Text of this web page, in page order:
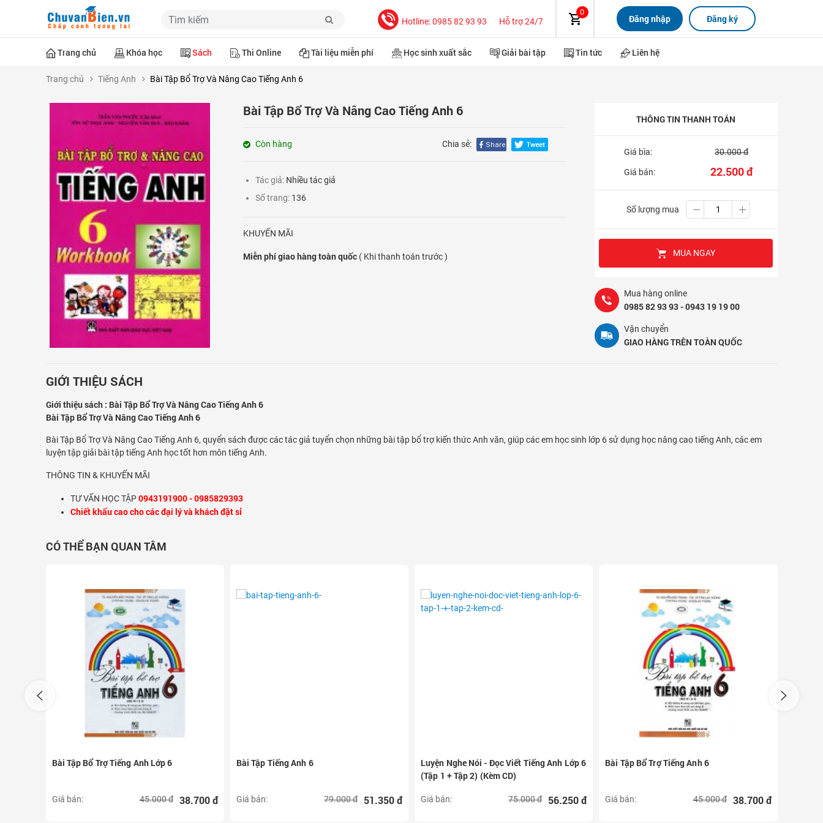
Hotline: 0985 82 93 93 Hỗ trợ 24/7
0
Đăng ký
Đăng nhập
Trang chủ Khóa học Sách Thi Online Tài liệu miễn phí Học sinh xuất sắc Giải bài tập Tin tức Liên hệ
Trang chủ Tiếng Anh Bài Tập Bổ Trợ Và Nâng Cao Tiếng Anh 6
Bài Tập Bổ Trợ Và Nâng Cao Tiếng Anh 6
Còn hàng Chia sẻ:
Tác giả: Nhiều tác giả
Số trang: 136
KHUYẾN MÃI
Miễn phí giao hàng toàn quốc ( Khi thanh toán trước )
THÔNG TIN THANH TOÁN
Giá bìa:
Giá bán:
30.000 đ
22.500 đ
Số lượng mua
MUA NGAY
Mua hàng online
0985 82 93 93 - 0943 19 19 00
Vận chuyển
GIAO HÀNG TRÊN TOÀN QUỐC
GIỚI THIỆU SÁCH
Giới thiệu sách : Bài Tập Bổ Trợ Và Nâng Cao Tiếng Anh 6
Bài Tập Bổ Trợ Và Nâng Cao Tiếng Anh 6
Bài Tập Bổ Trợ Và Nâng Cao Tiếng Anh 6, quyển sách được các tác giả tuyển chọn những bài tập bổ trợ kiến thức Anh văn, giúp các em học sinh lớp 6 sử dụng học nâng cao tiếng Anh, các em
luyện tập giải bài tập tiếng Anh học tốt hơn môn tiếng Anh.
THÔNG TIN & KHUYẾN MÃI
TƯ VẤN HỌC TẬP0943191900 - 0985829393
Chiết khấu cao cho các đại lý và khách đặt sỉ
CÓ THỂ BẠN QUAN TÂM
Bài Tập Bổ Trợ Tiếng Anh Lớp 6
Giá bán: 38.700 đ
45.000 đ
Bài Tập Tiếng Anh 6
Giá bán: 51.350 đ
79.000 đ
Luyện Nghe Nói - Đọc Viết Tiếng Anh Lớp 6
(Tập 1 + Tập 2) (Kèm CD)
Giá bán: 56.250 đ
75.000 đ
Bài Tập Bổ Trợ Tiếng Anh 6
Giá bán: 38.700 đ
45.000 đ